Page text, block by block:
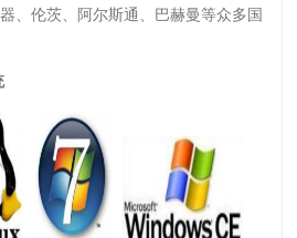
、伦茨、阿尔斯通、巴赫曼等众多国